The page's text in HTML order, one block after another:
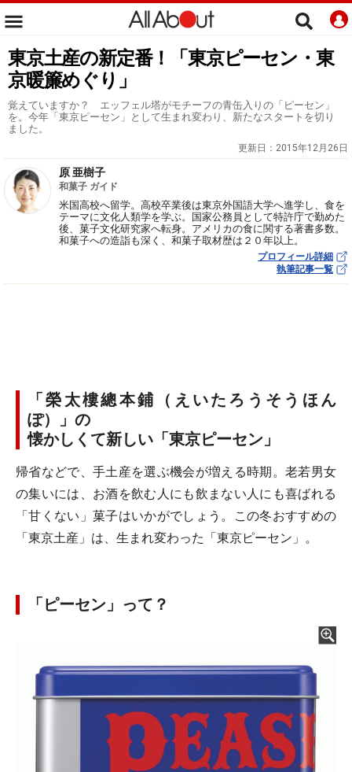
東京土産の新定番！「東京ピーセン・東
京暖簾めぐり」
覚えていますか？ エッフェル塔がモチーフの青缶入りの「ピーセン」
を。今年「東京ピーセン」として生まれ変わり、新たなスタートを切り
ました。
更新日： 2015年12月26日
原 亜樹子
和菓子 ガイド
米国高校へ留学。高校卒業後は東京外国語大学へ進学し、食を
テーマに文化人類学を学ぶ。国家公務員として特許庁で勤めた
後、菓子文化研究家へ転身。アメリカの食に関する著書多数。
和菓子への造詣も深く、和菓子取材歴は２０年以上。
プロフィール詳細
執筆記事一覧
「榮太樓總本鋪（えいたろうそうほん
ぽ）」の
懐かしくて新しい「東京ピーセン」
帰省などで、手土産を選ぶ機会が増える時期。老若男女
の集いには、お酒を飲む人にも飲まない人にも喜ばれる
「甘くない」菓子はいかがでしょう。この冬おすすめの
「東京土産」は、生まれ変わった「東京ピーセン」。
「ピーセン」って？